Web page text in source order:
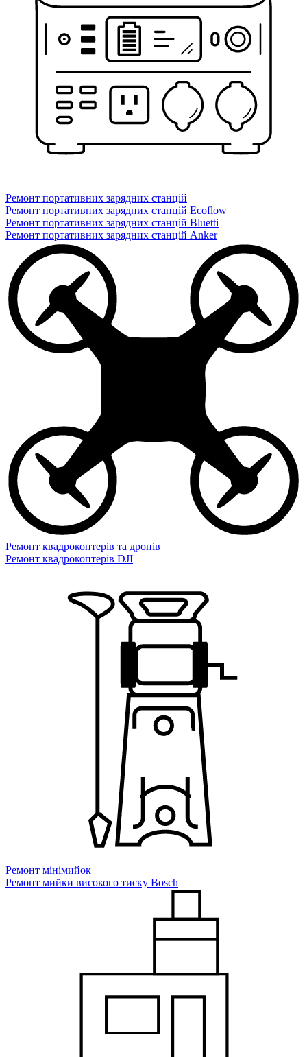
Ремонт портативних зарядних станцій
Ремонт портативних зарядних станцій Ecoflow
Ремонт портативних зарядних станцій Bluetti
Ремонт портативних зарядних станцій Anker
Ремонт квадрокоптерів та дронів
Ремонт квадрокоптерів DJI
Ремонт мiнiмийок
Ремонт мийки високого тиску Bosch